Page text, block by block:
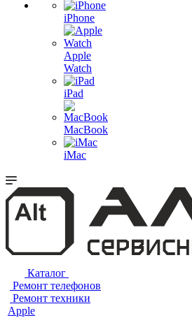
iPhone
Apple
Watch
iPad
MacBook
iMac
Каталог
Ремонт телефонов
Ремонт техники
Apple